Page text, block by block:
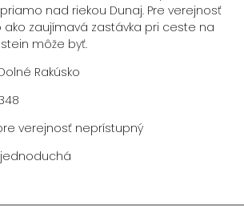
nad riekou Dunaj. Pre verejnosť
ako zaujímavá zastávka pri ceste na
môže byť.
Rakúsko
verejnosť neprístupný